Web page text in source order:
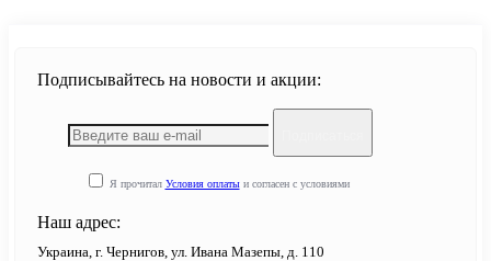
Подписывайтесь на новости и акции:
Я прочитал Условия оплатыи согласен с условиями
Наш адрес:
Украина, г. Чернигов, ул. Ивана Мазепы, д. 110